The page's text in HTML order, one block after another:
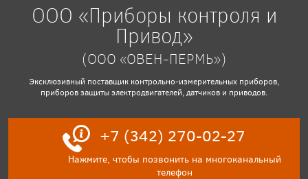
ООО «Приборы контроля и
Привод»
(ООО «ОВЕН-ПЕРМЬ»)
Эксклюзивный поставщик контрольно-измерительных приборов,
приборов защиты электродвигателей, датчиков и приводов.
+7 (342) 270-02-27
Нажмите, чтобы позвонить на многоканальный
телефон